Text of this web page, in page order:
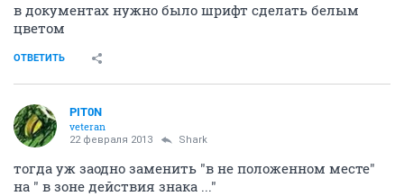
в документах нужно было шрифт сделать белым
цветом
ОТВЕТИТЬ
PIT0N
veteran
22 февраля 2013 Shark
тогда уж заодно заменить "в не положенном месте"
на " в зоне действия знака ..."